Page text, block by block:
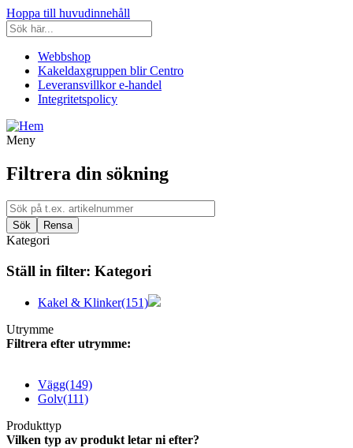
Hoppa till huvudinnehåll
Webbshop
Kakeldaxgruppen blir Centro
Leveransvillkor e-handel
Integritetspolicy
Meny
Filtrera din sökning
Kategori
Ställ in filter: Kategori
Kakel & Klinker(151)
Utrymme
Filtrera efter utrymme:
Vägg(149)
Golv(111)
Produkttyp
Vilken typ av produkt letar ni efter?